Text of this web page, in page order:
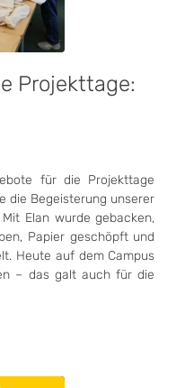
Projekttage:
für die Projekttage
die Begeisterung unserer
Elan wurde gebacken,
Papier geschöpft und
Heute auf dem Campus
– das galt auch für die